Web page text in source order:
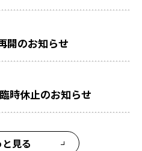
開のお知らせ
時休止のお知らせ
見る